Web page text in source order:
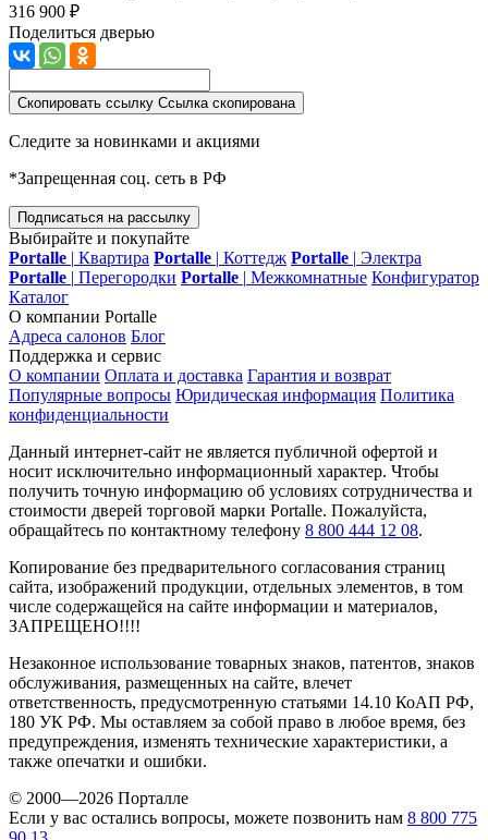
316 900 ₽
Поделиться дверью
Скопировать ссылку Ссылка скопирована
Следите за новинками и акциями
*Запрещенная соц. сеть в РФ
Подписаться на рассылку
Выбирайте и покупайте
Portalle | Квартира Portalle | Коттедж Portalle | Электра
Portalle | Перегородки Portalle | Межкомнатные Конфигуратор
Каталог
О компании Portalle
Адреса салонов Блог
Поддержка и сервис
О компании Оплата и доставка Гарантия и возврат
Популярные вопросы Юридическая информация Политика
конфиденциальности
Данный интернет-сайт не является публичной офертой и
носит исключительно информационный характер. Чтобы
получить точную информацию об условиях сотрудничества и
стоимости дверей торговой марки Portalle. Пожалуйста,
обращайтесь по контактному телефону 8 800 444 12 08.
Копирование без предварительного согласования страниц
сайта, изображений продукции, отдельных элементов, в том
числе содержащейся на сайте информации и материалов,
ЗАПРЕЩЕНО!!!!
Незаконное использование товарных знаков, патентов, знаков
обслуживания, размещенных на сайте, влечет
ответственность, предусмотренную статьями 14.10 КоАП РФ,
180 УК РФ. Мы оставляем за собой право в любое время, без
предупреждения, изменять технические характеристики, а
также опечатки и ошибки.
© 2000—2026 Порталле
Если у вас остались вопросы, можете позвонить нам 8 800 775